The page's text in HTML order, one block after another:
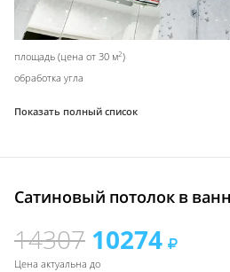
площадь (цена от 30 м2)
обработка угла
Показать полный список
Сатиновый потолок в
14307 10274
Цена актуальна до